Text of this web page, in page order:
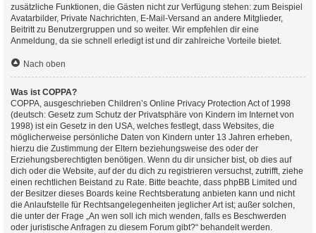
zusätzliche Funktionen, die Gästen nicht zur Verfügung stehen: zum Beispiel
Avatarbilder, Private Nachrichten, E-Mail-Versand an andere Mitglieder,
Beitritt zu Benutzergruppen und so weiter. Wir empfehlen dir eine
Anmeldung, da sie schnell erledigt ist und dir zahlreiche Vorteile bietet.
Nach oben
Was ist COPPA?
COPPA, ausgeschrieben Children’s Online Privacy Protection Act of 1998
(deutsch: Gesetz zum Schutz der Privatsphäre von Kindern im Internet von
1998) ist ein Gesetz in den USA, welches festlegt, dass Websites, die
möglicherweise persönliche Daten von Kindern unter 13 Jahren erheben,
hierzu die Zustimmung der Eltern beziehungsweise des oder der
Erziehungsberechtigten benötigen. Wenn du dir unsicher bist, ob dies auf
dich oder die Website, auf der du dich zu registrieren versuchst, zutrifft, ziehe
einen rechtlichen Beistand zu Rate. Bitte beachte, dass phpBB Limited und
der Besitzer dieses Boards keine Rechtsberatung anbieten kann und nicht
die Anlaufstelle für Rechtsangelegenheiten jeglicher Art ist; außer solchen,
die unter der Frage „An wen soll ich mich wenden, falls es Beschwerden
oder juristische Anfragen zu diesem Forum gibt?“ behandelt werden.